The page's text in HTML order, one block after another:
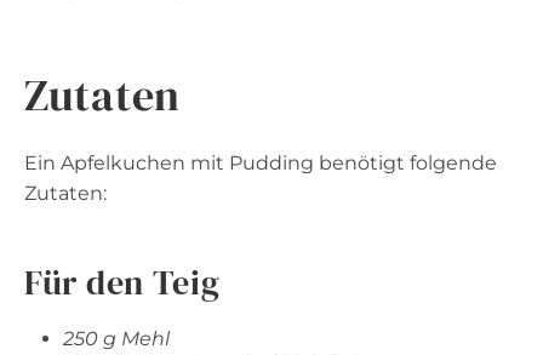
Zutaten
Ein Apfelkuchen mit Pudding benötigt folgende
Zutaten:
Für den Teig
250 g Mehl